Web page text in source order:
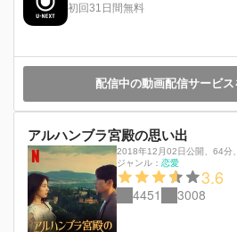
初回31日間無料
配信中の動画配信サービ
アルハンブラ宮殿の思い出
2018年12月02日公開、 64分、
ジャンル： 恋愛
3.6
4451 3008